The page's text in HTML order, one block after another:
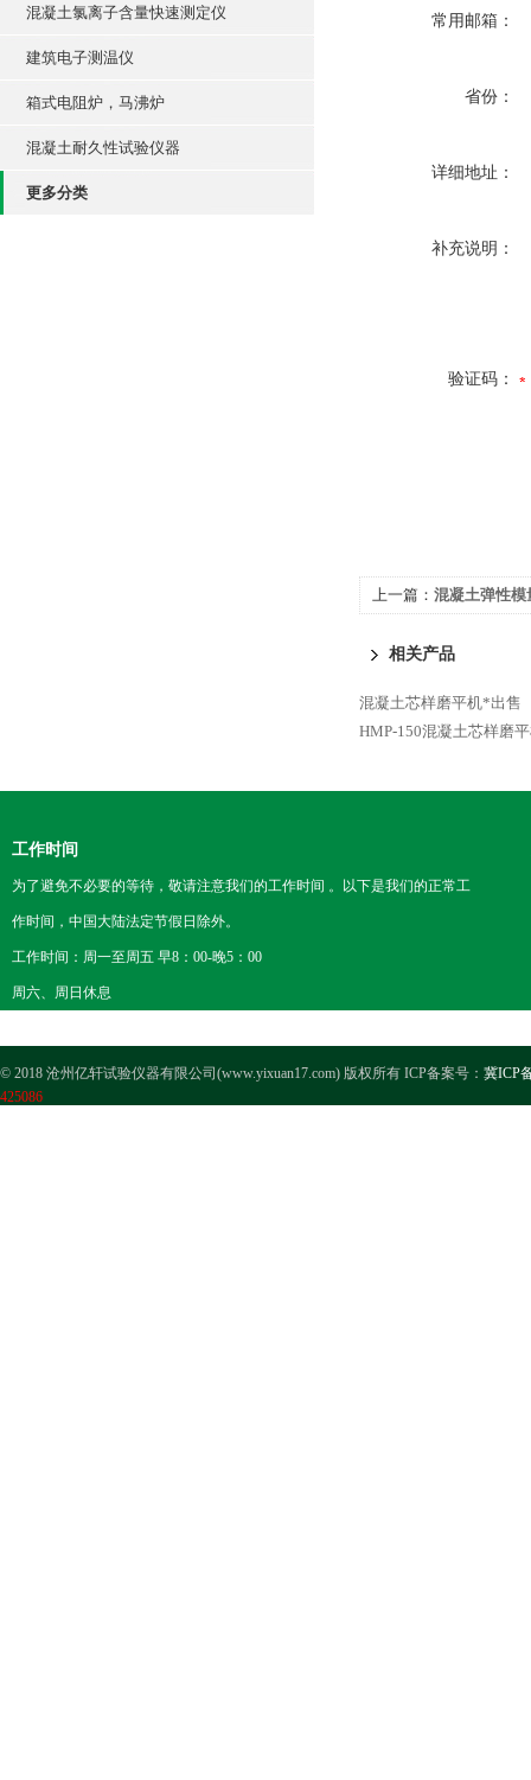
混凝土氯离子含量快速测定仪
建筑电子测温仪
箱式电阻炉，马沸炉
混凝土耐久性试验仪器
更多分类
常用邮箱：
省份：
详细地址：
补充说明：
验证码：
上一篇： 混凝土弹性模
相关产品
混凝土芯样磨平机*出售
HMP-150混凝土芯样磨
工作时间
为了避免不必要的等待，敬请注意我们的工作时间 。以下是我们的正常工
作时间，中国大陆法定节假日除外。
工作时间：周一至周五 早8：00-晚5：00
周六、周日休息
© 2018 沧州亿轩试验仪器有限公司(www.yixuan17.com) 版权所有 ICP备案号： 冀ICP
425086